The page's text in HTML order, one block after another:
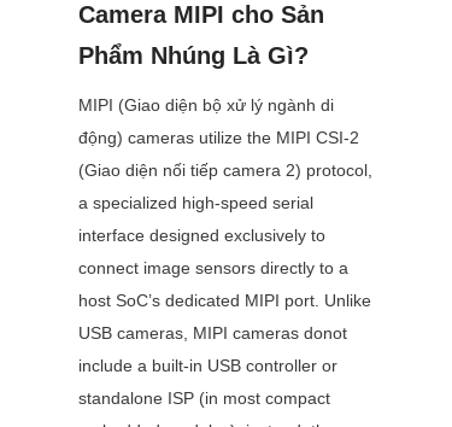
Camera MIPI cho Sản
Phẩm Nhúng Là Gì?
MIPI (Giao diện bộ xử lý ngành di
động) cameras utilize the MIPI CSI-2
(Giao diện nối tiếp camera 2) protocol,
a specialized high-speed serial
interface designed exclusively to
connect image sensors directly to a
host SoC’s dedicated MIPI port. Unlike
USB cameras, MIPI cameras donot
include a built-in USB controller or
standalone ISP (in most compact